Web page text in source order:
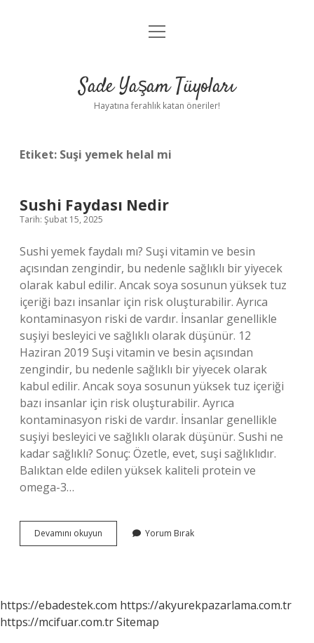
Anasayfa
Yasal Uyarı
menüyü
Sade Yaşam Tüyoları
Hayatına ferahlık katan öneriler!
Etiket: Suşi yemek helal mi
Sushi Faydası Nedir
Tarih: Şubat 15, 2025
Sushi yemek faydalı mı? Suşi vitamin ve besin
açısından zengindir, bu nedenle sağlıklı bir yiyecek
olarak kabul edilir. Ancak soya sosunun yüksek tuz
içeriği bazı insanlar için risk oluşturabilir. Ayrıca
kontaminasyon riski de vardır. İnsanlar genellikle
suşiyi besleyici ve sağlıklı olarak düşünür. 12
Haziran 2019 Suşi vitamin ve besin açısından
zengindir, bu nedenle sağlıklı bir yiyecek olarak
kabul edilir. Ancak soya sosunun yüksek tuz içeriği
bazı insanlar için risk oluşturabilir. Ayrıca
kontaminasyon riski de vardır. İnsanlar genellikle
suşiyi besleyici ve sağlıklı olarak düşünür. Sushi ne
kadar sağlıklı? Sonuç: Özetle, evet, suşi sağlıklıdır.
Balıktan elde edilen yüksek kaliteli protein ve
omega-3…
Devamını okuyun
Faydası
Yorum Bırak
https://ebadestek.com https://akyurekpazarlama.com.tr
https://mcifuar.com.trSitemap